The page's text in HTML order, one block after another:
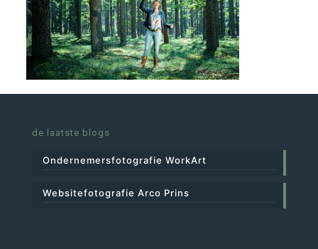
de laatste blogs
Ondernemersfotografie WorkArt
Websitefotografie Arco Prins